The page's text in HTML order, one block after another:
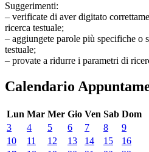
Suggerimenti:
– verificate di aver digitato
ricerca testuale;
– aggiungete parole più specifiche o
testuale;
– provate a ridurre i parametri di
Calendario
Lun Mar Mer Gio Ven Sab Dom
3
4 5 6 7 8
9
10
11 12 13 14 15
16